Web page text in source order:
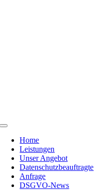
Toggle
NavigationHome
Leistungen
Unser Angebot
Datenschutzbeauftragte
Anfrage
DSGVO-News